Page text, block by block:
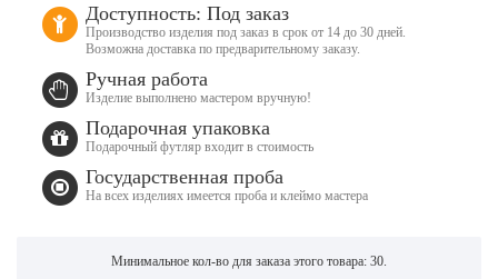
Доступность: Под заказ
Производство изделия под заказ в срок от 14 до 30 дней.
Возможна доставка по предварительному заказу.
Ручная работа
Изделие выполнено мастером вручную!
Подарочная упаковка
Подарочный футляр входит в стоимость
Государственная проба
На всех изделиях имеется проба и клеймо мастера
Минимальное кол-во для заказа этого товара: 30.